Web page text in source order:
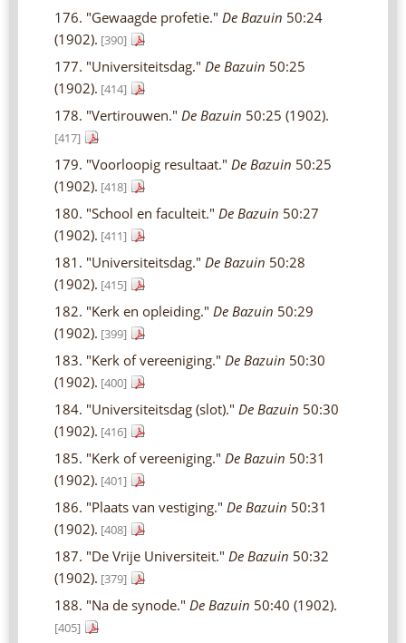
176. "Gewaagde profetie." De Bazuin 50:24
(1902). [390]
177. "Universiteitsdag." De Bazuin 50:25
(1902). [414]
178. "Vertirouwen." De Bazuin 50:25 (1902).
[417]
179. "Voorloopig resultaat." De Bazuin 50:25
(1902). [418]
180. "School en faculteit." De Bazuin 50:27
(1902). [411]
181. "Universiteitsdag." De Bazuin 50:28
(1902). [415]
182. "Kerk en opleiding." De Bazuin 50:29
(1902). [399]
183. "Kerk of vereeniging." De Bazuin 50:30
(1902). [400]
184. "Universiteitsdag (slot)." De Bazuin 50:30
(1902). [416]
185. "Kerk of vereeniging." De Bazuin 50:31
(1902). [401]
186. "Plaats van vestiging." De Bazuin 50:31
(1902). [408]
187. "De Vrije Universiteit." De Bazuin 50:32
(1902). [379]
188. "Na de synode." De Bazuin 50:40 (1902).
[405]